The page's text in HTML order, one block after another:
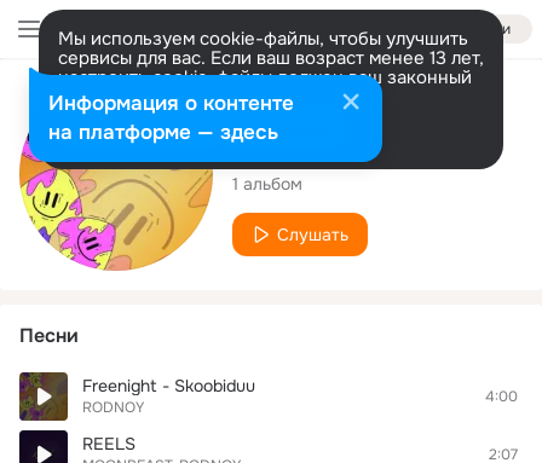
Войти
Мы используем cookie-файлы, чтобы улучшить
сервисы для вас. Если ваш возраст менее 13 лет,
настроить cookie-файлы должен ваш законный
представитель. Больше информации
Разрешить все Настроить
Исполнитель
RODNOY
1 альбом
Слушать
Песни
Freenight - Skoobiduu
RODNOY
4:00
REELS 2:07
Информация о контенте
на платформе — здесь